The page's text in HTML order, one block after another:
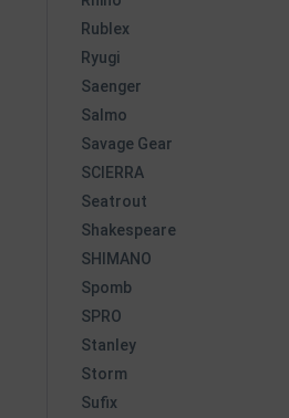
Rublex
Ryugi
Saenger
Salmo
Savage Gear
SCIERRA
Seatrout
Shakespeare
SHIMANO
Spomb
SPRO
Stanley
Storm
Sufix